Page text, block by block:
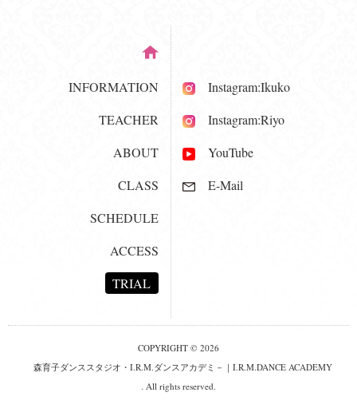
INFORMATION
TEACHER
ABOUT
CLASS
SCHEDULE
ACCESS
TRIAL
Instagram:Ikuko
Instagram:Riyo
YouTube
E-Mail
COPYRIGHT © 2026
森育子ダンススタジオ・I.R.M.ダンスアカデミ－｜I.R.M.DANCE ACADEMY
. All rights reserved.